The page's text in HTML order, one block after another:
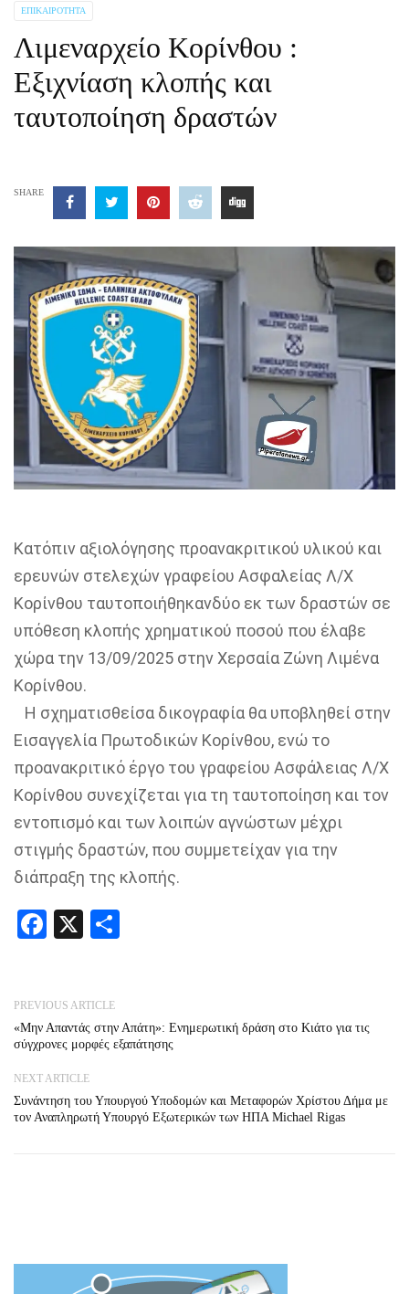
ΕΠΙΚΑΙΡΌΤΗΤΑ
Λιμεναρχείο Κορίνθου :
Εξιχνίαση κλοπής και
ταυτοποίηση δραστών
SHARE
Κατόπιν αξιολόγησης προανακριτικού υλικού και
ερευνών στελεχών γραφείου Ασφαλείας Λ/Χ
Κορίνθου ταυτοποιήθηκανδύο εκ των δραστών σε
υπόθεση κλοπής χρηματικού ποσού που έλαβε
χώρα την 13/09/2025 στην Χερσαία Ζώνη Λιμένα
Κορίνθου.
Η σχηματισθείσα δικογραφία θα υποβληθεί στην
Εισαγγελία Πρωτοδικών Κορίνθου, ενώ το
προανακριτικό έργο του γραφείου Ασφάλειας Λ/Χ
Κορίνθου συνεχίζεται για τη ταυτοποίηση και τον
εντοπισμό και των λοιπών αγνώστων μέχρι
στιγμής δραστών, που συμμετείχαν για την
διάπραξη της κλοπής.
Facebook
X
PREVIOUS ARTICLE
«Μην Απαντάς στην Απάτη»: Ενημερωτική δράση στο Κιάτο για τις
σύγχρονες μορφές εξαπάτησης
NEXT ARTICLE
Συνάντηση του Υπουργού Υποδομών και Μεταφορών Χρίστου Δήμα με
τον Αναπληρωτή Υπουργό Εξωτερικών των ΗΠΑ Michael Rigas